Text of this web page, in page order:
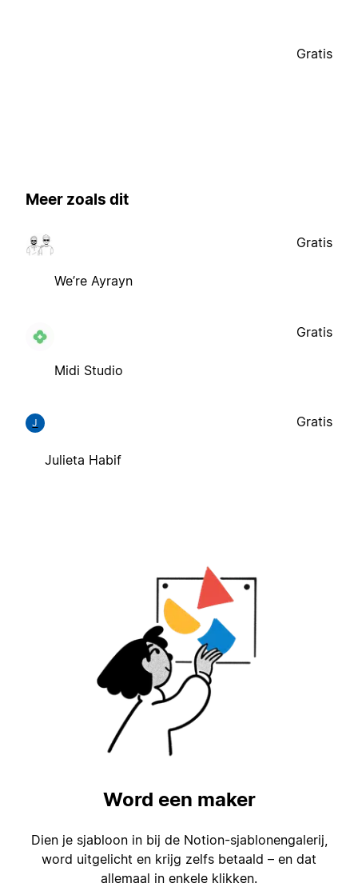
Gratis
Meer zoals dit
We’re Ayrayn
Gratis
Midi Studio
Gratis
J
Julieta Habif
Gratis
Word een maker
Dien je sjabloon in bij de Notion-sjablonengalerij,
word uitgelicht en krijg zelfs betaald – en dat
allemaal in enkele klikken.